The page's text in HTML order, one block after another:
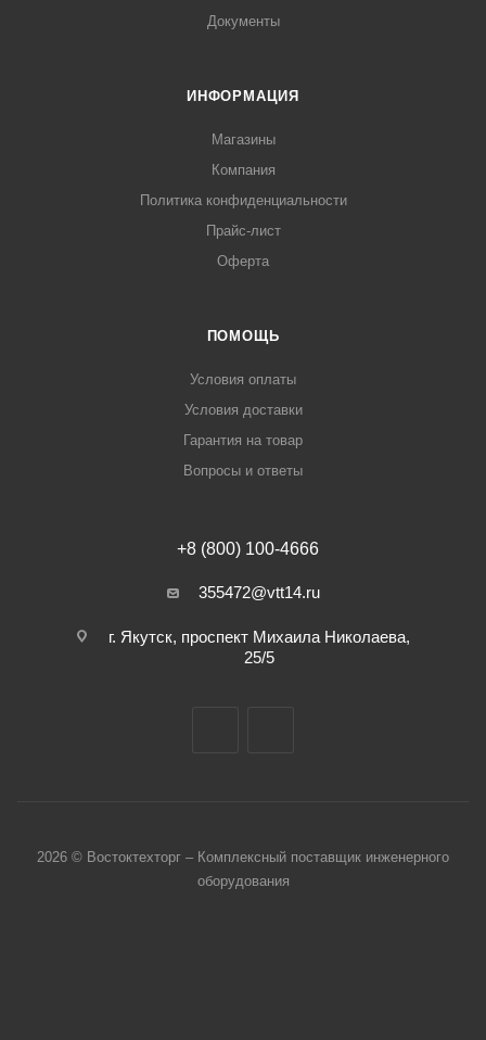
Документы
ИНФОРМАЦИЯ
Магазины
Компания
Политика конфиденциальности
Прайс-лист
Оферта
ПОМОЩЬ
Условия оплаты
Условия доставки
Гарантия на товар
Вопросы и ответы
+8 (800) 100-4666
355472@vtt14.ru
г. Якутск, проспект Михаила Николаева,
25/5
2026 © Востоктехторг – Комплексный поставщик инженерного
оборудования